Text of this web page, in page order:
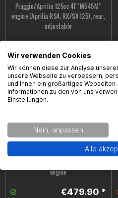
Piaggio/Aprilia 125cc 4T "M545M"
engine (Aprilia RS4, RX/SX 125), rear,
adjustable
€9.09 *
Crankshaft Piaggio OEM, div. vehicles
engine
€479.90 *
Wir verwenden Cookies
Wir können diese zur Analyse
unsere Webseite zu verbessern,
und Ihnen ein großartiges
Informationen zu den von uns
Einstellungen.
Nein, anpassen
Alle